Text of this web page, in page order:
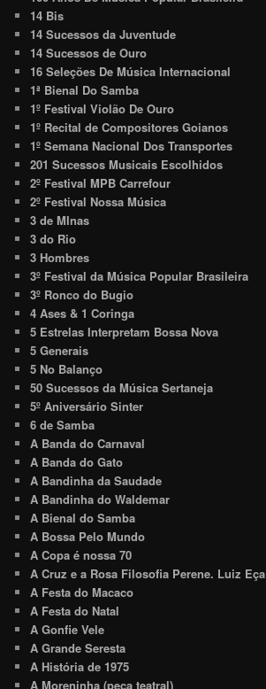
14 Bis
14 Sucessos da Juventude
14 Sucessos de Ouro
16 Seleções De Música Internacional
1ª Bienal Do Samba
1º Festival Violão De Ouro
1º Recital de Compositores Goianos
1º Semana Nacional Dos Transportes
201 Sucessos Musicais Escolhidos
2º Festival MPB Carrefour
2º Festival Nossa Música
3 de MInas
3 do Rio
3 Hombres
3º Festival da Música Popular Brasileira
3º Ronco do Bugio
4 Ases & 1 Coringa
5 Estrelas Interpretam Bossa Nova
5 Generais
5 No Balanço
50 Sucessos da Música Sertaneja
5º Aniversário Sinter
6 de Samba
A Banda do Carnaval
A Banda do Gato
A Bandinha da Saudade
A Bandinha do Waldemar
A Bienal do Samba
A Bossa Pelo Mundo
A Copa é nossa 70
A Cruz e a Rosa Filosofia Perene. Luiz Eça
A Festa do Macaco
A Festa do Natal
A Gonfie Vele
A Grande Seresta
A História de 1975
A Moreninha (peça teatral)